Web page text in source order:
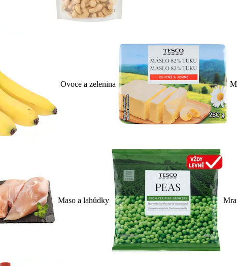
Ovoce a zelenina
Maso a lahůdky